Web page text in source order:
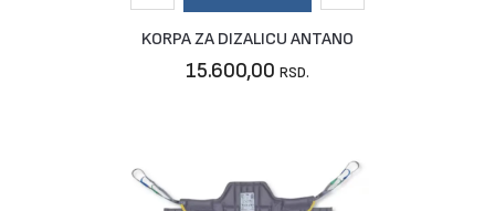
KORPA ZA DIZALICU ANTANO
15.600,00 RSD.